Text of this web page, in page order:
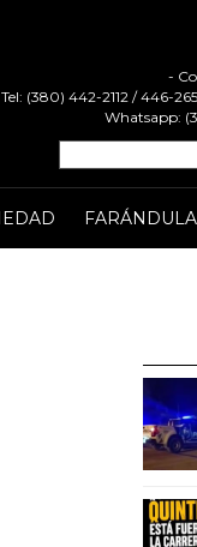
-
Tel: (380) 442-2112 / 446-
Whatsapp:
FARÁNDULA